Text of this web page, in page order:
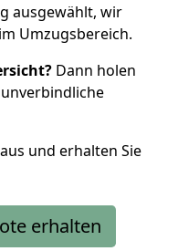
ausgewählt, wir
Umzugsbereich.
Dann holen
und erhalten Sie
erhalten